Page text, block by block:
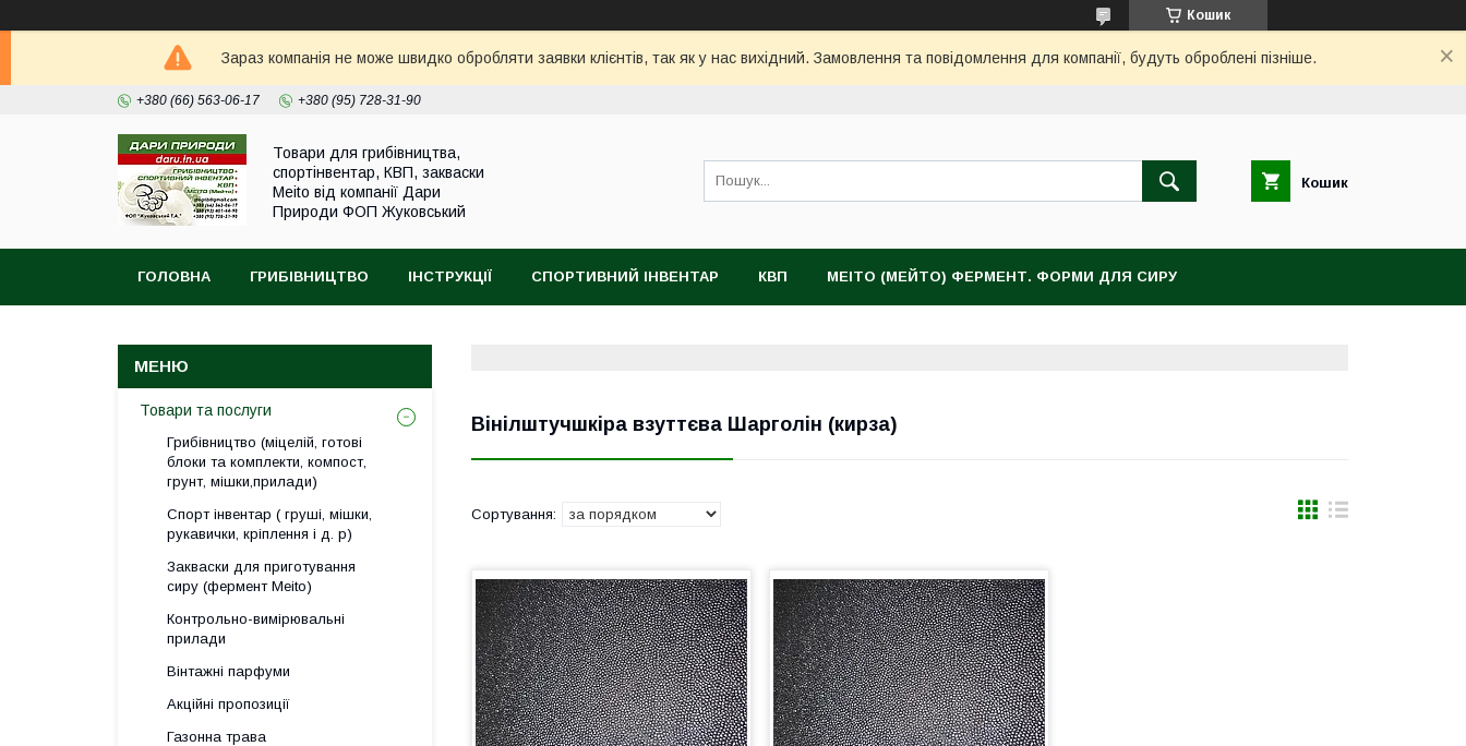
Кошик
Зараз компанія не може швидко обробляти заявки клієнтів, так як у нас вихідний. Замовлення та повідомлення для компанії, будуть оброблені пізніше.
+380 (66) 563-06-17 +380 (95) 728-31-90
Товари для грибівництва,
спортінвентар, КВП, закваски
Meito від компанії Дари
Природи ФОП Жуковський
Кошик
ГОЛОВНА ГРИБІВНИЦТВО ІНСТРУКЦІЇ СПОРТИВНИЙ ІНВЕНТАР КВП MEITO (МЕЙТО) ФЕРМЕНТ. ФОРМИ ДЛЯ СИРУ
Вінілштучшкіра взуттєва Шарголін (кирза)
Товари та послуги
Грибівництво (міцелій, готові
блоки та комплекти, компост,
грунт, мішки,прилади)
Спорт інвентар ( груші, мішки,
рукавички, кріплення і д. р)
Закваски для приготування
сиру (фермент Meito)
Контрольно-вимірювальні
прилади
Вінтажні парфуми
Акційні пропозиції
Газонна трава